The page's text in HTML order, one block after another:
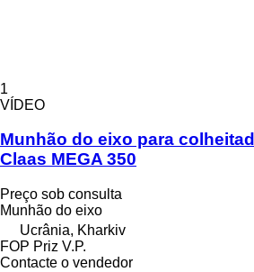
1
VÍDEO
Munhão do eixo para
Claas MEGA 350
Preço sob consulta
Munhão do eixo
Ucrânia, Kharkiv
FOP Priz V.P.
Contacte o vendedor